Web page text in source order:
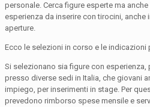
personale. Cerca figure esperte ma
esperienza da inserire con tirocini, anche
aperture.
Ecco le selezioni in corso e le indicazioni
Si selezionano sia figure con esperienza,
presso diverse sedi in Italia, che giovani
impiego, per inserimenti in stage. Per
prevedono rimborso spese mensile e